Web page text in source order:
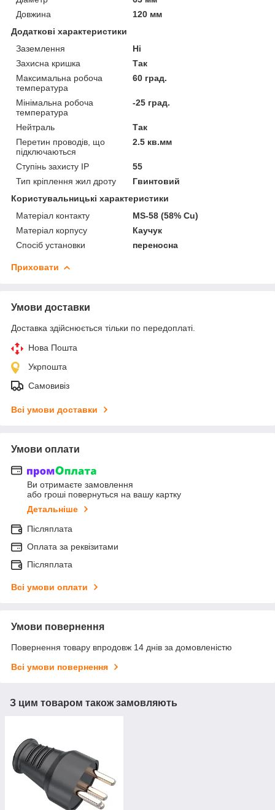
Довжина
120 мм
Додаткові характеристики
Заземлення
Ні
Захисна кришка
Так
Максимальна робоча
температура
60 град.
Мінімальна робоча
температура
-25 град.
Нейтраль
Так
Перетин проводів, що
підключаються
2.5 кв.мм
Ступінь захисту IP
55
Тип кріплення жил дроту
Гвинтовий
Користувальницькі характеристики
Матеріал контакту
MS-58 (58% Cu)
Матеріал корпусу
Каучук
Спосіб установки
переносна
Приховати
Умови доставки
Доставка здійснюється тільки по передоплаті.
Нова Пошта
Укрпошта
Самовивіз
Всі умови доставки
Умови оплати
Ви отримаєте замовлення
або гроші повернуться на вашу картку
Детальніше
Післяплата
Оплата за реквізитами
Післяплата
Всі умови оплати
Умови повернення
Повернення товару впродовж 14 днів за домовленістю
Всі умови повернення
З цим товаром також замовляють